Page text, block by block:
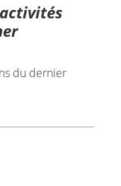
du dernier